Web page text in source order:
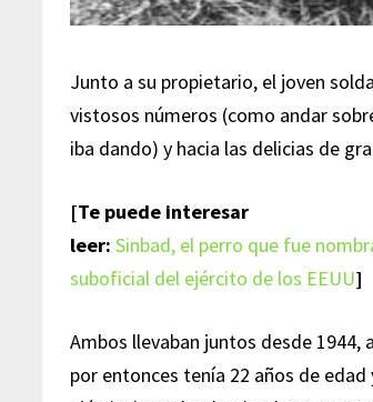
Junto a su propietario, el joven
vistosos números (como andar
iba dando) y hacia las delicias de
[Te puede interesar
leer: Sinbad, el perro que fue
suboficial del ejército de los EEUU]
Ambos llevaban juntos desde 1944,
por entonces tenía 22 años de